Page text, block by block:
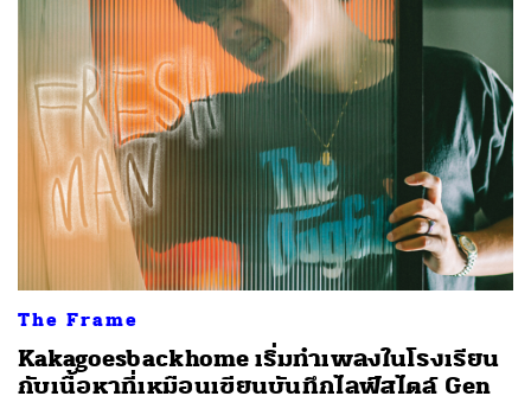
The Frame
Kakagoesbackhome เริ่มทำเพลงในโรงเรียน
กับเนื้อหาที่เหมือนเขียนบันทึกไลฟ์สไตล์ Gen
SHARE TWEET LINE EMAIL